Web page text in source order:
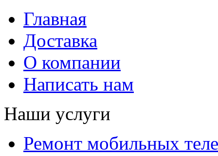
Главная
Доставка
О компании
Написать нам
Наши услуги
Ремонт мобильных